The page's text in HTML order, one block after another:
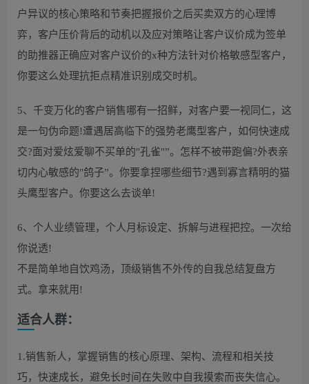
户异议的核心策略和节奏把握报价之后买卖双方的心理博
弈，客户压价背后的动机以及应对策略让客户议价成为签单
的助推器正确应对客户议价的x种方法针对价格敏感型客户，
你要这么处理抗拒点精准识别成交时机。
5、千变万化的客户销售哪有一招鲜，对客户要一视同仁，这
是一句伪命题!遭遇居高临下的强势老鹰型客户，如何快速成
交?面对爱炫爱聊不买单的"孔雀"”。怎样不被带跑偏?外表亲
切内心敏感的"鸽子”。你要拿捏哪些细节?遇到寡言精明的猫
头鹰型客户。你要这么去谈单!
6、个人业绩管理，个人月标设定、拆解与进程把控。一次给
你说透!
不是简单地自饮鸡汤，顶级销售不外传的自我总结复盘方
式。拿来就用!
适合人群：
1.销售新人，掌握销售的核心原理、架构、流程和相关技
巧，快速成长，避免长时间在失败中自我摸索而丧失信心。